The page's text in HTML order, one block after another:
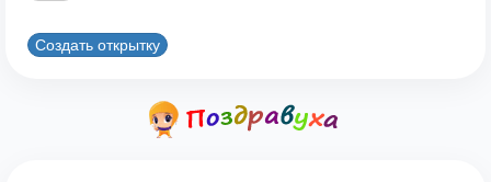
Создать открытку